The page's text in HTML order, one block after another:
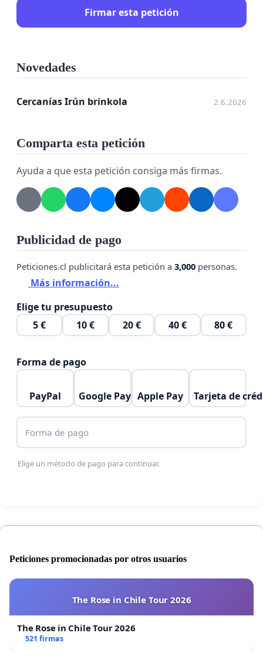
Firmar esta petición
Novedades
Cercanías Irún brinkola 2.6.2026
Comparta esta petición
Ayuda a que esta petición consiga más firmas.
Publicidad de pago
Peticiones.cl publicitará esta petición a 3,000 personas.
Más información...
Elige tu presupuesto
5 €
10 € 20 € 40 € 80 €
Forma de pago
PayPal Google Pay Apple Pay Tarjeta de
Forma de pago
Elige un método de pago para continuar.
Peticiones promocionadas por otros usuarios
The Rose in Chile Tour 2026
The Rose in Chile Tour 2026
521 firmas